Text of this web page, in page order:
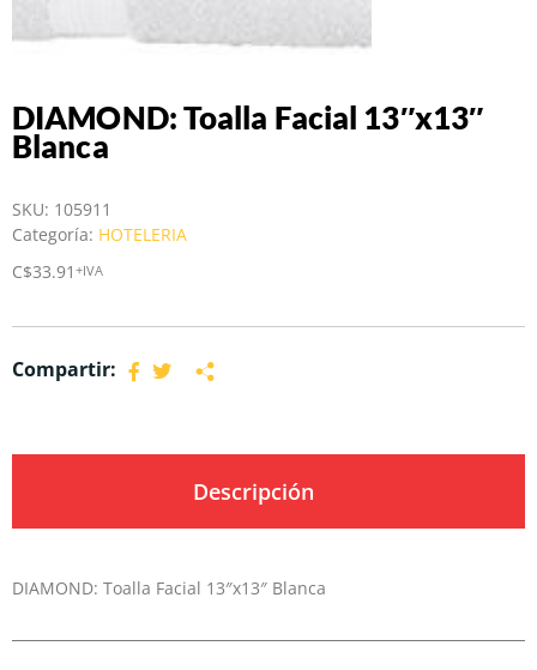
DIAMOND: Toalla Facial 13″x13″
Blanca
SKU: 105911
Categoría: HOTELERIA
C$33.91 +IVA
Compartir:
Descripción
DIAMOND: Toalla Facial 13″x13″ Blanca